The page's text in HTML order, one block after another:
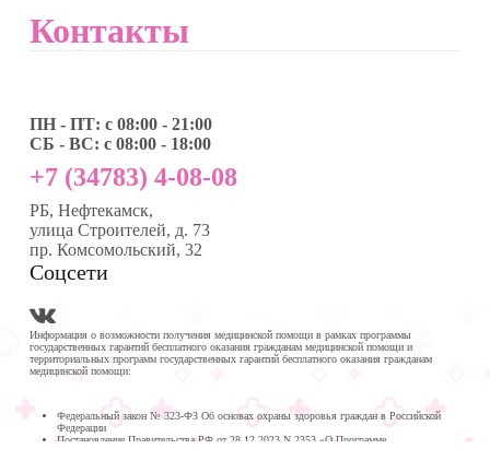
Контакты
ПН - ПТ: с 08:00 - 21:00
СБ - ВС: с 08:00 - 18:00
+7 (34783) 4-08-08
РБ, Нефтекамск,
улица Строителей, д. 73
пр. Комсомольский, 32
Соцсети
Информация о возможности получения медицинской помощи в рамках программы
государственных гарантий бесплатного оказания гражданам медицинской помощи и
территориальных программ государственных гарантий бесплатного оказания гражданам
медицинской помощи:
Федеральный закон № 323-ФЗ Об основах охраны здоровья граждан в Российской
Федерации
Постановление Правительства РФ от 28.12.2023 N 2353 «О Программе